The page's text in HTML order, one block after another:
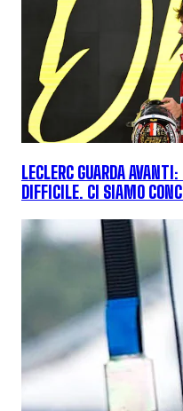
LECLERC GUARDA
DIFFICILE. CI SIAMO